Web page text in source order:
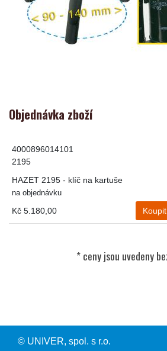
Objednávka zboží
4000896014101
2195
HAZET 2195 - klíč na kartuše
na objednávku
Kč 5.180,00 Koupit
© UNIVER, spol. s r.o.